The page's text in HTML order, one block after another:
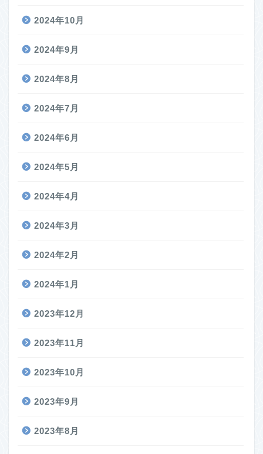
2024年10月
2024年9月
2024年8月
2024年7月
2024年6月
2024年5月
2024年4月
2024年3月
2024年2月
2024年1月
2023年12月
2023年11月
2023年10月
2023年9月
2023年8月